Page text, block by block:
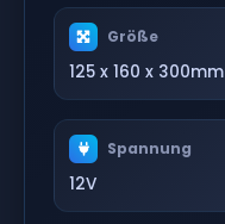
Größe
125 x 160 x 300mm
Spannung
12V